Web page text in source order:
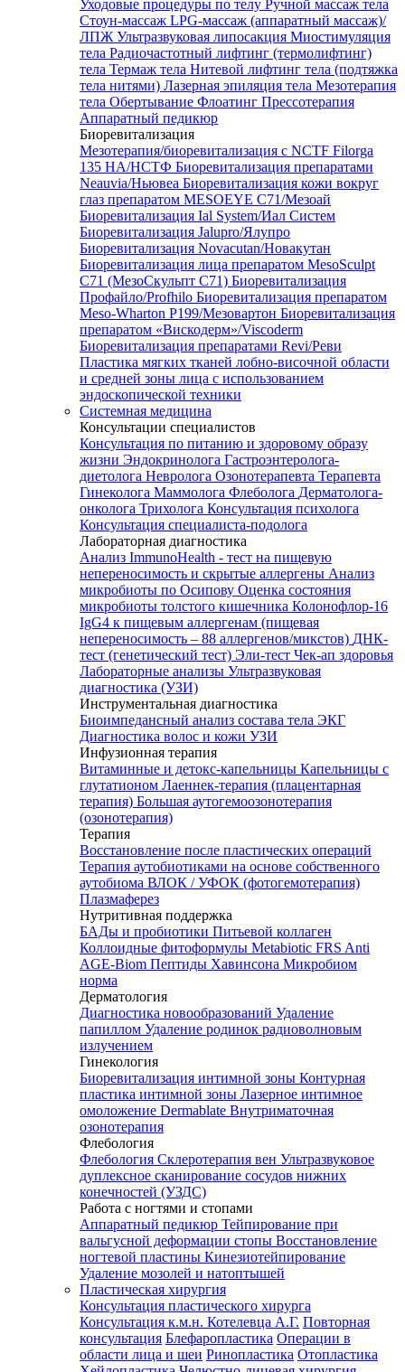
Уходовые процедуры по телу Ручной массаж тела
Стоун-массаж LPG-массаж (аппаратный массаж)/
ЛПЖ Ультразвуковая липосакция Миостимуляция
тела Радиочастотный лифтинг (термолифтинг)
тела Термаж тела Нитевой лифтинг тела (подтяжка
тела нитями) Лазерная эпиляция тела Мезотерапия
тела Обертывание Флоатинг Прессотерапия
Аппаратный педикюр
Биоревитализация
Мезотерапия/биоревитализация с NCTF Filorga
135 HA/НСТФ Биоревитализация препаратами
Neauvia/Ньювеа Биоревитализация кожи вокруг
глаз препаратом MESOEYE C71/Мезоай
Биоревитализация Ial System/Иал Систем
Биоревитализация Jalupro/Ялупро
Биоревитализация Novacutan/Новакутан
Биоревитализация лица препаратом MesoSculpt
C71 (МезоСкульпт С71) Биоревитализация
Профайло/Profhilo Биоревитализация препаратом
Meso-Wharton P199/Мезовартон Биоревитализация
препаратом «Вискодерм»/Viscoderm
Биоревитализация препаратами Revi/Реви
Пластика мягких тканей лобно-височной области
и средней зоны лица с использованием
эндоскопической техники
Системная медицина
Консультации специалистов
Консультация по питанию и здоровому образу
жизни Эндокринолога Гастроэнтеролога-
диетолога Невролога Озонотерапевта Терапевта
Гинеколога Маммолога Флеболога Дерматолога-
онколога Трихолога Консультация психолога
Консультация специалиста-подолога
Лабораторная диагностика
Анализ ImmunoHealth - тест на пищевую
непереносимость и скрытые аллергены Анализ
микробиоты по Осипову Оценка состояния
микробиоты толстого кишечника Колонофлор-16
IgG4 к пищевым аллергенам (пищевая
непереносимость – 88 аллергенов/микстов) ДНК-
тест (генетический тест) Эли-тест Чек-ап здоровья
Лабораторные анализы Ультразвуковая
диагностика (УЗИ)
Инструментальная диагностика
Биоимпедансный анализ состава тела ЭКГ
Диагностика волос и кожи УЗИ
Инфузионная терапия
Витаминные и детокс-капельницы Капельницы с
глутатионом Лаеннек-терапия (плацентарная
терапия) Большая аутогемоозонотерапия
(озонотерапия)
Терапия
Восстановление после пластических операций
Терапия аутобиотиками на основе собственного
аутобиома ВЛОК / УФОК (фотогемотерапия)
Плазмаферез
Нутритивная поддержка
БАДы и пробиотики Питьевой коллаген
Коллоидные фитоформулы Metabiotic FRS Anti
AGE-Biom Пептиды Хавинсона Микробиом
норма
Дерматология
Диагностика новообразований Удаление
папиллом Удаление родинок радиоволновым
излучением
Гинекология
Биоревитализация интимной зоны Контурная
пластика интимной зоны Лазерное интимное
омоложение Dermablate Внутриматочная
озонотерапия
Флебология
Флебология Склеротерапия вен Ультразвуковое
дуплексное сканирование сосудов нижних
конечностей (УЗДС)
Работа с ногтями и стопами
Аппаратный педикюр Тейпирование при
вальгусной деформации стопы Восстановление
ногтевой пластины Кинезиотейпирование
Удаление мозолей и натоптышей
Пластическая хирургия
Консультация пластического хирурга
Консультация к.м.н. Котелевца А.Г. Повторная
консультация Блефаропластика Операции в
области лица и шеи Ринопластика Отопластика